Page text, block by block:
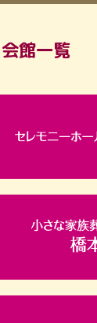
会館一覧